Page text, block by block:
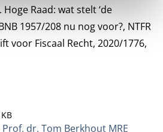
Raad: wat stelt ‘de
1957/208 nu nog voor?, NTFR
voor Fiscaal Recht, 2020/1776,
dr. Tom Berkhout MRE